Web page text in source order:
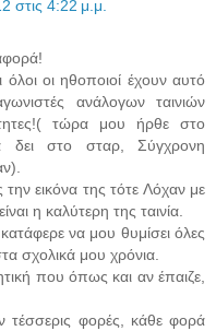
στις 4:22 μ.μ.
όλοι οι ηθοποιοί έχουν αυτό
ανάλογων ταινιών
τώρα μου ήρθε στο
δει στο σταρ, Σύγχρονη
εικόνα της τότε Λόχαν με
η καλύτερη της ταινία.
να μου θυμίσει όλες
σχολικά μου χρόνια.
που όπως και αν έπαιζε,
τέσσερις φορές, κάθε φορά